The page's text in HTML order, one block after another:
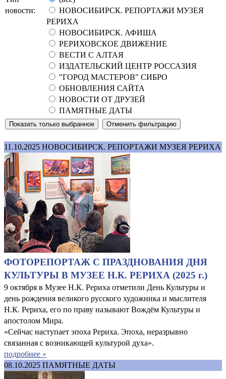
новости:
НОВОСИБИРСК. РЕПОРТАЖИ МУЗЕЯ
РЕРИХА
НОВОСИБИРСК. АФИША
РЕРИХОВСКОЕ ДВИЖЕНИЕ
ВЕСТИ С АЛТАЯ
ИЗДАТЕЛЬСКИЙ ЦЕНТР РОССАЗИЯ
"ГОРОД МАСТЕРОВ" СИБРО
ОБНОВЛЕНИЯ САЙТА
НОВОСТИ ОТ ДРУЗЕЙ
ПАМЯТНЫЕ ДАТЫ
11.10.2025 НОВОСИБИРСК. РЕПОРТАЖИ МУЗЕЯ РЕРИХА
ФОТОРЕПОРТАЖ С ПРАЗДНОВАНИЯ ДНЯ
КУЛЬТУРЫ В МУЗЕЕ Н.К. РЕРИХА (2025 г.)
9 октября в Музее Н.К. Рериха отметили День Культуры и
день рождения великого русского художника и мыслителя
Н.К. Рериха, его по праву называют Вождём Культуры и
апостолом Мира.
«Сейчас наступает эпоха Рериха. Эпоха, неразрывно
связанная с возникающей культурой духа».
подробнее »
08.10.2025 ПАМЯТНЫЕ ДАТЫ